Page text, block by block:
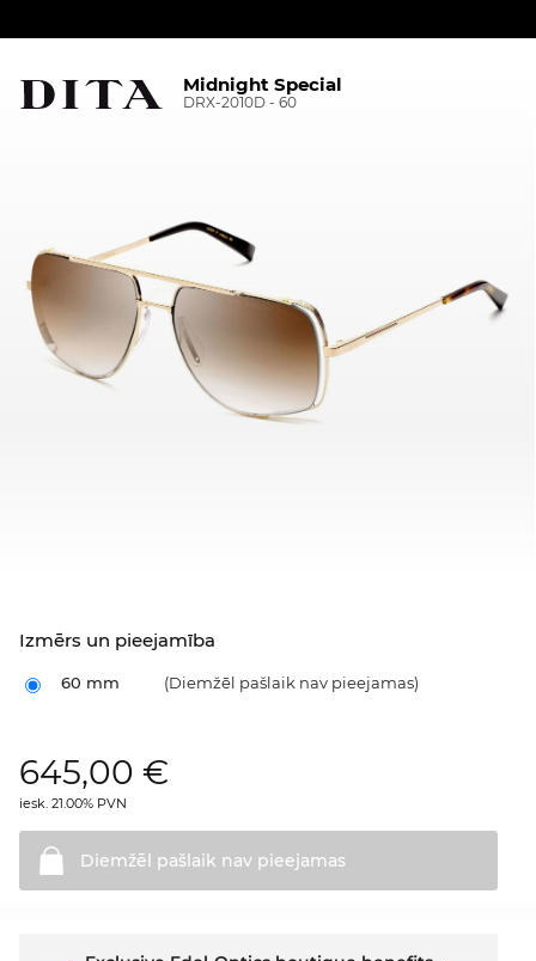
Midnight Special
DRX-2010D - 60
Izmērs un pieejamība
60 mm (Diemžēl pašlaik nav pieejamas)
645,00 €
iesk. 21.00% PVN
Diemžēl pašlaik nav pieejamas